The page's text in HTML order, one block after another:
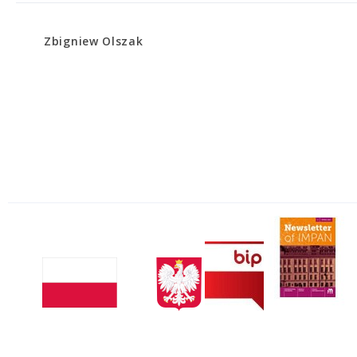
Zbigniew Olszak